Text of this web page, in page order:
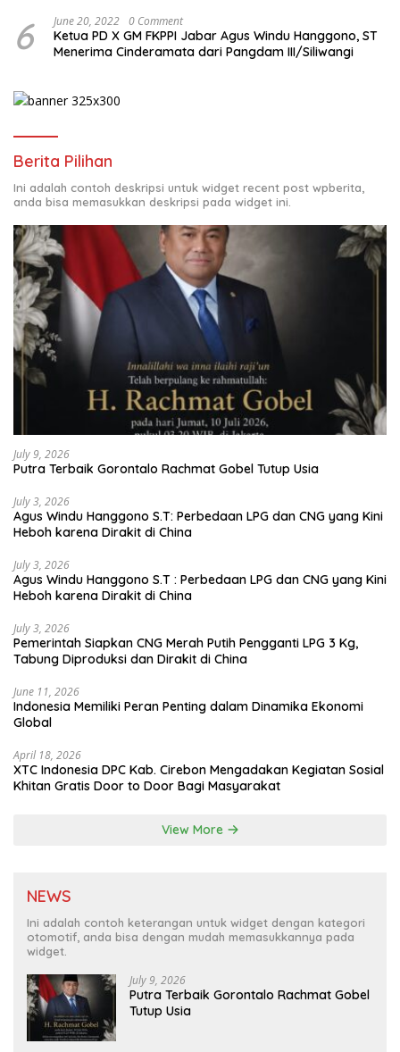
6 June 20, 2022 0 Comment
Ketua PD X GM FKPPI Jabar Agus Windu Hanggono, ST
Menerima Cinderamata dari Pangdam III/Siliwangi
Berita Pilihan
Ini adalah contoh deskripsi untuk widget recent post wpberita,
anda bisa memasukkan deskripsi pada widget ini.
July 9, 2026
Putra Terbaik Gorontalo Rachmat Gobel Tutup Usia
July 3, 2026
Agus Windu Hanggono S.T: Perbedaan LPG dan CNG yang Kini
Heboh karena Dirakit di China
July 3, 2026
Agus Windu Hanggono S.T : Perbedaan LPG dan CNG yang Kini
Heboh karena Dirakit di China
July 3, 2026
Pemerintah Siapkan CNG Merah Putih Pengganti LPG 3 Kg,
Tabung Diproduksi dan Dirakit di China
June 11, 2026
Indonesia Memiliki Peran Penting dalam Dinamika Ekonomi
Global
April 18, 2026
XTC Indonesia DPC Kab. Cirebon Mengadakan Kegiatan Sosial
Khitan Gratis Door to Door Bagi Masyarakat
View More
NEWS
Ini adalah contoh keterangan untuk widget dengan kategori
otomotif, anda bisa dengan mudah memasukkannya pada
widget.
July 9, 2026
Putra Terbaik Gorontalo Rachmat Gobel
Tutup Usia